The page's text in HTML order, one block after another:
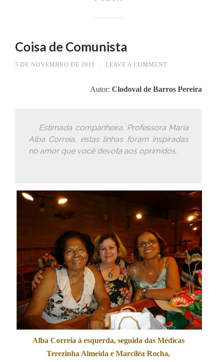
Coisa de Comunista
5 DE NOVEMBRO DE 2015 LEAVE A COMMENT
Autor: Clodoval de Barros Pereira
Estimada companheira, Professora Maria
Alba Correia, estas linhas foram inspiradas
no amor que você devota aos oprimidos.
Alba Correia à esquerda, seguida das Médicas
Terezinha Almeida e Marciléa Rocha,